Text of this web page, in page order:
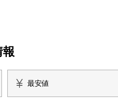
最安値